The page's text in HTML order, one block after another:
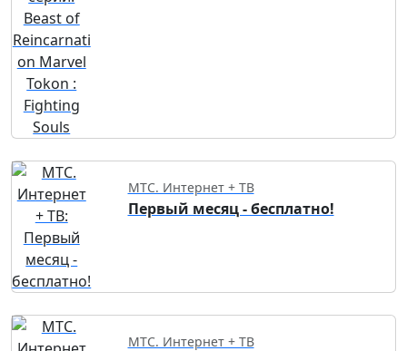
МТС. Интернет + ТВ
Первый месяц - бесплатно!
МТС. Интернет + ТВ